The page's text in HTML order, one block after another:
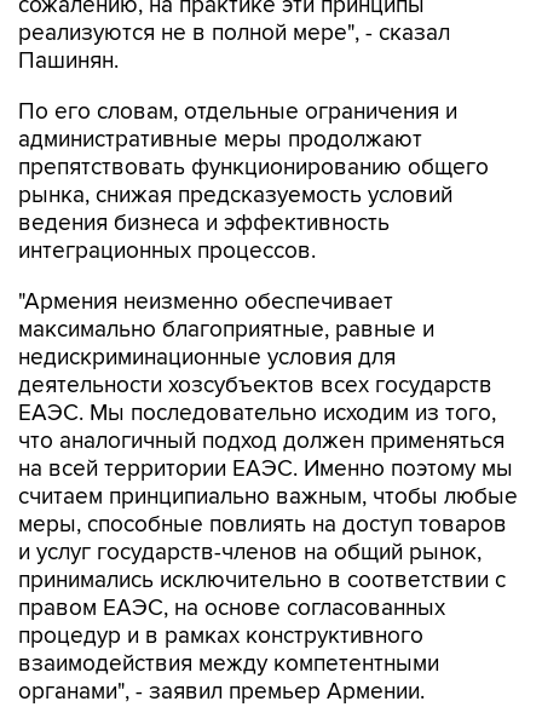
реализуются не в полной мере", - сказал
Пашинян.
По его словам, отдельные ограничения и
административные меры продолжают
препятствовать функционированию общего
рынка, снижая предсказуемость условий
ведения бизнеса и эффективность
интеграционных процессов.
"Армения неизменно обеспечивает
максимально благоприятные, равные и
недискриминационные условия для
деятельности хозсубъектов всех государств
ЕАЭС. Мы последовательно исходим из того,
что аналогичный подход должен применяться
на всей территории ЕАЭС. Именно поэтому мы
считаем принципиально важным, чтобы любые
меры, способные повлиять на доступ товаров
и услуг государств-членов на общий рынок,
принимались исключительно в соответствии с
правом ЕАЭС, на основе согласованных
процедур и в рамках конструктивного
взаимодействия между компетентными
органами", - заявил премьер Армении.